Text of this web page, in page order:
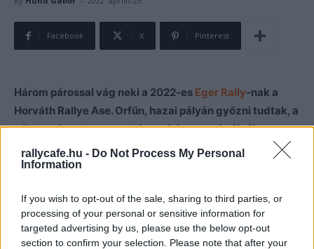
rallycafe.hu - Do Not Process My Personal
Information
If you wish to opt-out of the sale, sharing to third parties, or
processing of your personal or sensitive information for
targeted advertising by us, please use the below opt-out
section to confirm your selection. Please note that after your
Facebook X Pinterest
Három párossal vág neki a 2022-es Eger Rally-nak a
Horváth Rallye Ase. Orfűn, hazai pályán győzni tudtak, a
cél természetesen most is ez, bár az egri pályákon
inkább az erő, mint a rutin lesz, ami
győzedelmeskedhet – áll a csapat közleményében.
„Három párosunk adta le a nevezését az egri versenyre.
A Zákányi János – Vidécz Zsolt páros célja, hogy
megtartsa vezető pozícióját a bajnokságban. Én azt